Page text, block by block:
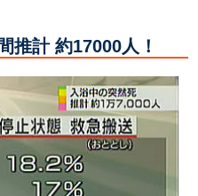
推計 約17000人！